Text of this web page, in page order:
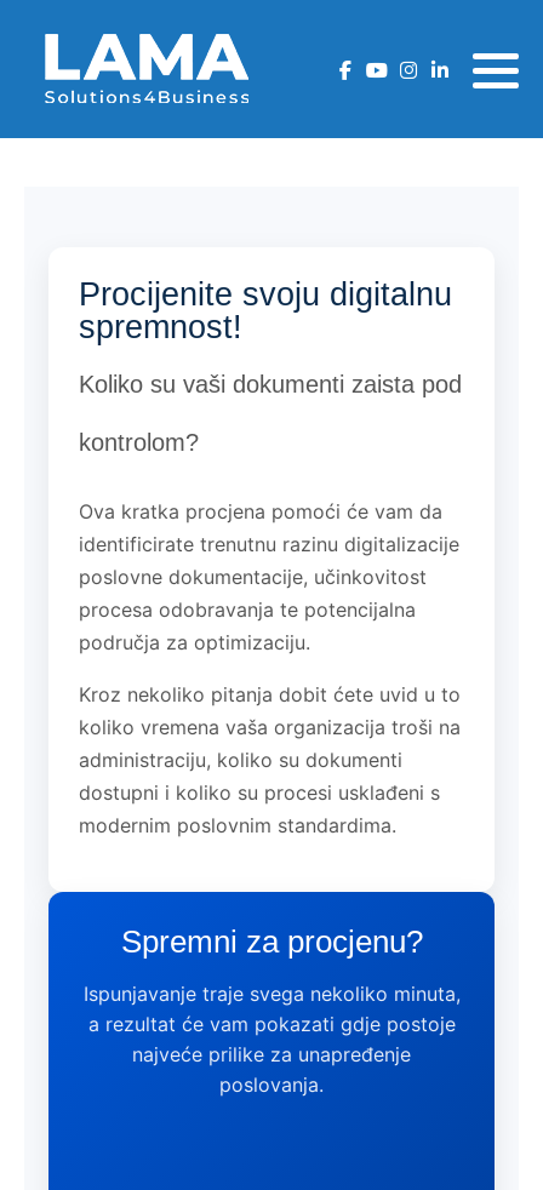
Procijenite svoju digitalnu
spremnost!
Koliko su vaši dokumenti zaista pod
kontrolom?
Ova kratka procjena pomoći će vam da
identificirate trenutnu razinu digitalizacije
poslovne dokumentacije, učinkovitost
procesa odobravanja te potencijalna
područja za optimizaciju.
Kroz nekoliko pitanja dobit ćete uvid u to
koliko vremena vaša organizacija troši na
administraciju, koliko su dokumenti
dostupni i koliko su procesi usklađeni s
modernim poslovnim standardima.
Spremni za procjenu?
Ispunjavanje traje svega nekoliko minuta,
a rezultat će vam pokazati gdje postoje
najveće prilike za unapređenje
poslovanja.
Zašto LAFMS DMS?
Security
AcheroDMS Cloud rješenje
ArcheroDMS Cloud
Cjenik Hrvatska
Cjenik Srbija
Cjenik Slovenija
LaFMS DMS